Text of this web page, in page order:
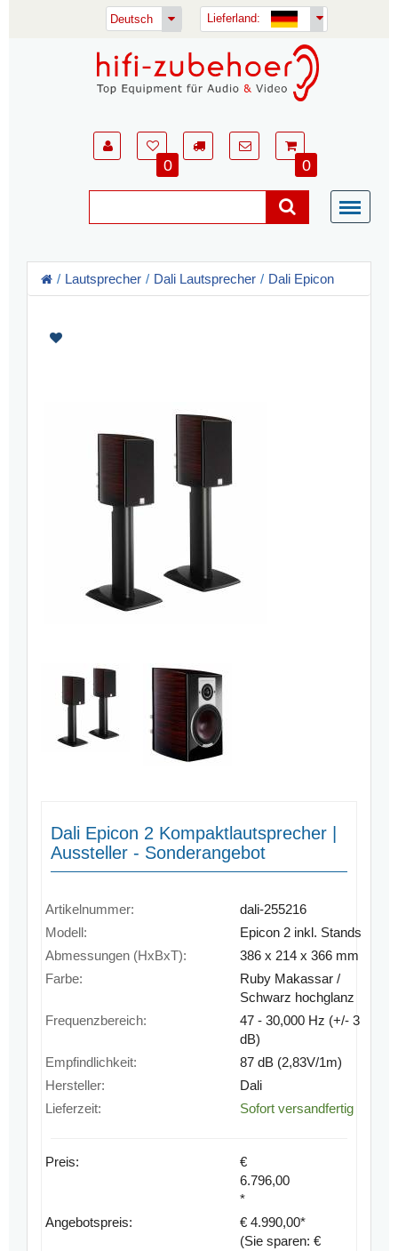
Deutsch Lieferland:
0 0
Lautsprecher Dali Lautsprecher Dali Epicon
Dali Epicon 2 Kompaktlautsprecher |
Aussteller - Sonderangebot
Artikelnummer:
dali-255216
Modell:
Epicon 2 inkl. Stands
Abmessungen (HxBxT):
386 x 214 x 366 mm
Farbe:
Ruby Makassar /
Schwarz hochglanz
Frequenzbereich:
47 - 30,000 Hz (+/- 3
dB)
Empfindlichkeit:
87 dB (2,83V/1m)
Hersteller:
Dali
Lieferzeit:
Sofort versandfertig
Preis:
€
6.796,00
*
Angebotspreis:
€ 4.990,00*
(Sie sparen: €